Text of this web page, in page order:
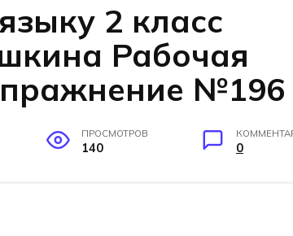
2 класс
Рабочая
№196
ПРОСМОТРОВ
140 0